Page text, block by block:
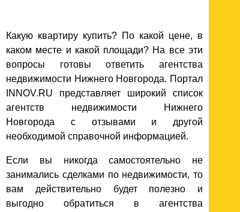
Какую квартиру купить? По какой цене, в
каком месте и какой площади? На все эти
вопросы готовы ответить агентства
недвижимости Нижнего Новгорода. Портал
INNOV.RU представляет широкий список
агентств недвижимости Нижнего
Новгорода с отзывами и другой
необходимой справочной информацией.
Если вы никогда самостоятельно не
занимались сделками по недвижимости, то
вам действительно будет полезно и
выгодно обратиться в агентства